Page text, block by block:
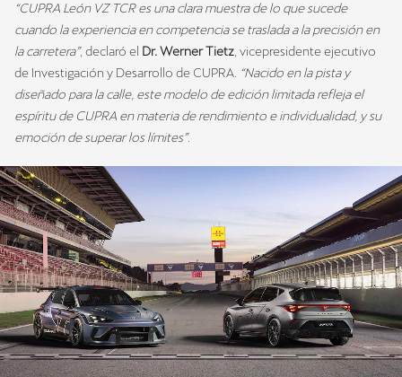
“CUPRA León VZ TCR es una clara muestra de lo que sucede
cuando la experiencia en competencia se traslada a la precisión en
la carretera”, declaró el Dr. Werner Tietz , vicepresidente ejecutivo
de Investigación y Desarrollo de CUPRA. “Nacido en la pista y
diseñado para la calle, este modelo de edición limitada refleja el
espíritu de CUPRA en materia de rendimiento e individualidad, y su
emoción de superar los límites”.